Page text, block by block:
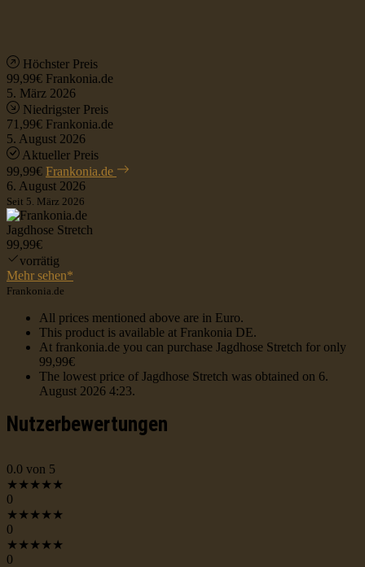
Höchster Preis
99,99€ Frankonia.de
5. März 2026
Niedrigster Preis
71,99€ Frankonia.de
5. August 2026
Aktueller Preis
99,99€ Frankonia.de
6. August 2026
Seit 5. März 2026
Jagdhose Stretch
99,99€
vorrätig
Mehr sehen*
Frankonia.de
All prices mentioned above are in Euro.
This product is available at Frankonia DE.
At frankonia.de you can purchase Jagdhose Stretch for only
99,99€
The lowest price of Jagdhose Stretch was obtained on 6.
August 2026 4:23.
Nutzerbewertungen
0.0 von 5
★★★★★
0
★★★★★
0
★★★★★
0